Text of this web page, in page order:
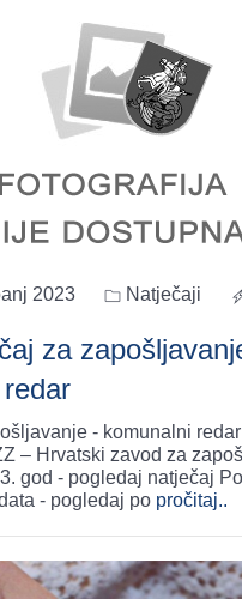
2023 Natječaji
za
- komunalni
– Hrvatski zavod za
- pogledaj natječaj Poziv za
- pogledaj po pročitaj..